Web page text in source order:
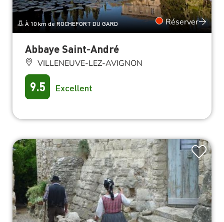
À 10 km de ROCHEFORT DU GARD Réserver
Abbaye Saint-André
VILLENEUVE-LEZ-AVIGNON
9.5 Excellent